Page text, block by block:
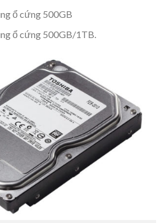
ổ cứng 500GB
ổ cứng 500GB/1TB.